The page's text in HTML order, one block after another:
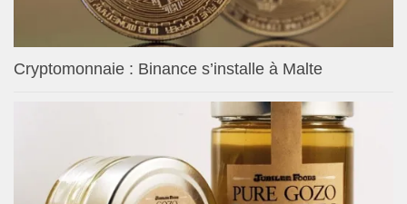
Cryptomonnaie : Binance s’installe à Malte